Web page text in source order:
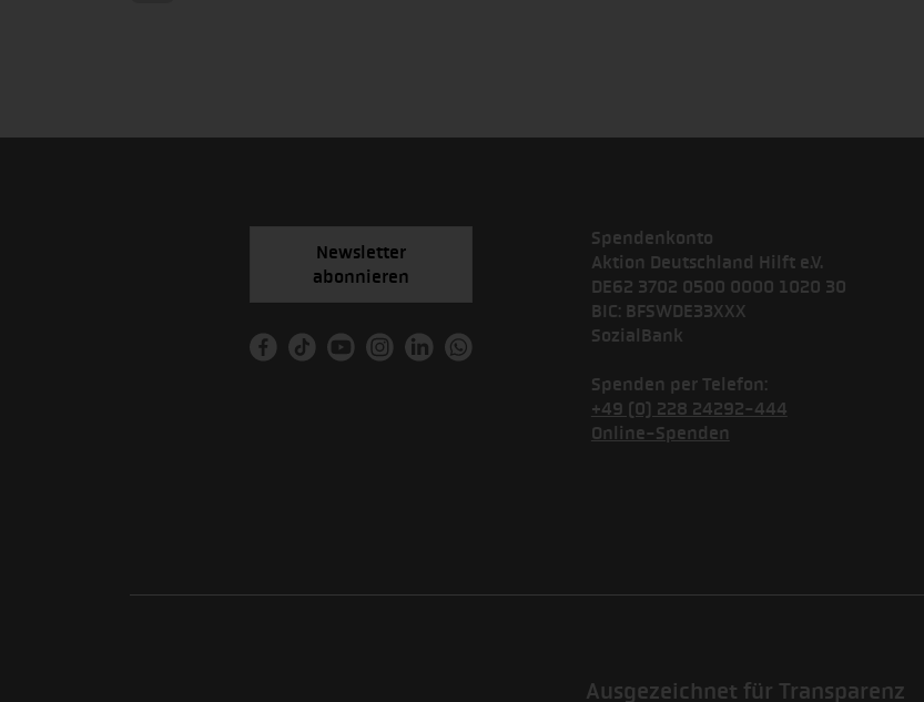
Newsletter
abonnieren
Spendenkonto
Aktion Deutschland Hilft e.V.
DE62 3702 0500 0000 1020 30
BIC: BFSWDE33XXX
SozialBank
Spenden per Telefon:
+49 (0) 228 24292-444
Online-Spenden
Ausgezeichnet für Transparenz